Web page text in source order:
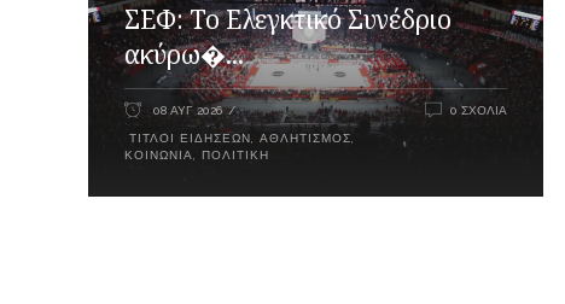
ΣΕΦ: Το Ελεγκτικό Συνέδριο
ακύρω�...
08 ΑΥΓ 2026
ΤΊΤΛΟΙ ΕΙΔΉΣΕΩΝ ΑΘΛΗΤΙΣΜΌΣ
ΚΟΙΝΩΝΊΑ
ΠΟΛΙΤΙΚΉ
0 ΣΧΌΛΙΑ